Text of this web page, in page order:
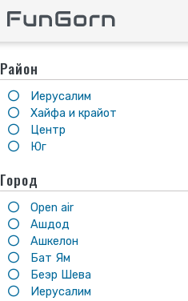
Район
Иерусалим
Хайфа и крайот
Центр
Юг
Город
Open air
Ашдод
Ашкелон
Бат Ям
Беэр Шева
Иерусалим